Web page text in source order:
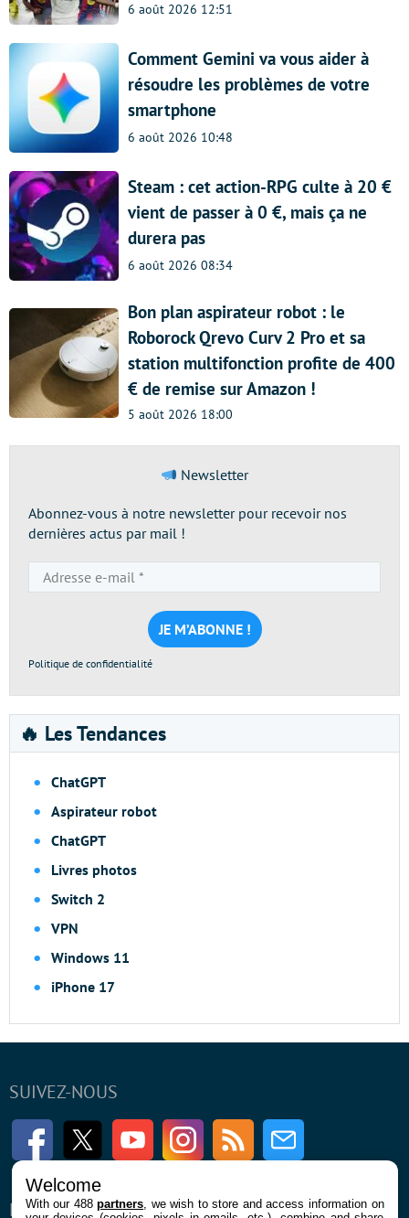
6 août 2026 12:51
Comment Gemini va vous aider à
résoudre les problèmes de votre
smartphone
6 août 2026 10:48
Steam : cet action-RPG culte à 20 €
vient de passer à 0 €, mais ça ne
durera pas
6 août 2026 08:34
Bon plan aspirateur robot : le
Roborock Qrevo Curv 2 Pro et sa
station multifonction profite de 400
€ de remise sur Amazon !
5 août 2026 18:00
Newsletter
Abonnez-vous à notre newsletter pour recevoir nos
dernières actus par mail !
e-
mail
*
Politique de confidentialité
🔥 Les Tendances
ChatGPT
Aspirateur robot
ChatGPT
Livres photos
Switch 2
VPN
Windows 11
iPhone 17
SUIVEZ-NOUS
FacebookTwitter Youtube InstagramRSS Newsletter
ENTREPRISE À PROPOS
Welcome
With our 488partners , we wish to store and access information on